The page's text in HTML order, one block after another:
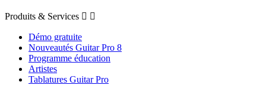
Produits & Services  
Démo gratuite
Nouveautés Guitar Pro 8
Programme éducation
Artistes
Tablatures Guitar Pro